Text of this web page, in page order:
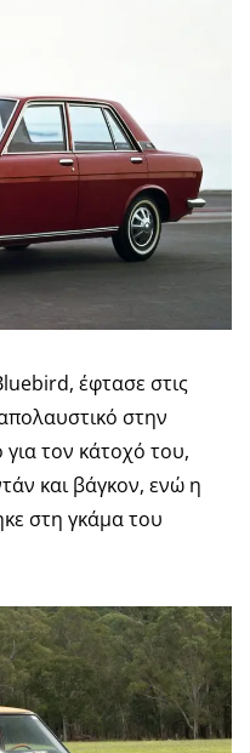
έφτασε στις
στην
τον κάτοχό του,
και βάγκον, ενώ η
στη γκάμα του